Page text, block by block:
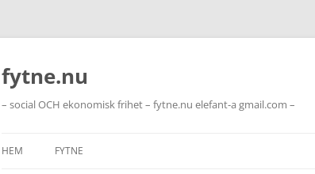
Hoppa
innehåll
fytne.nu
– social OCH ekonomisk frihet – fytne.nu elefant-a gmail.com –
HEM FYTNE